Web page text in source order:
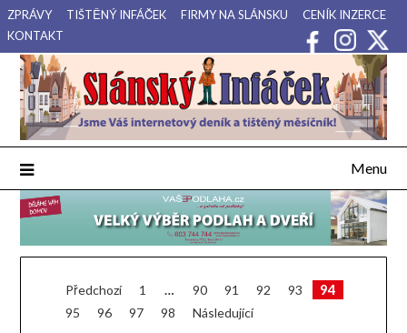
Přejdi
na
obsah
ZPRÁVY TIŠTĚNÝ INFÁČEK FIRMY NA SLÁNSKU
CENÍK INZERCE
KONTAKT
Slánský Infáček
Váš internetový deník a tištěný měsíčník pro Slánsko, Kladensko
a Lounsko.
Menu
Stránkování
příspěvků
Předchozí 1 … 90 91 92 93 94
95 96 97 98 Následující